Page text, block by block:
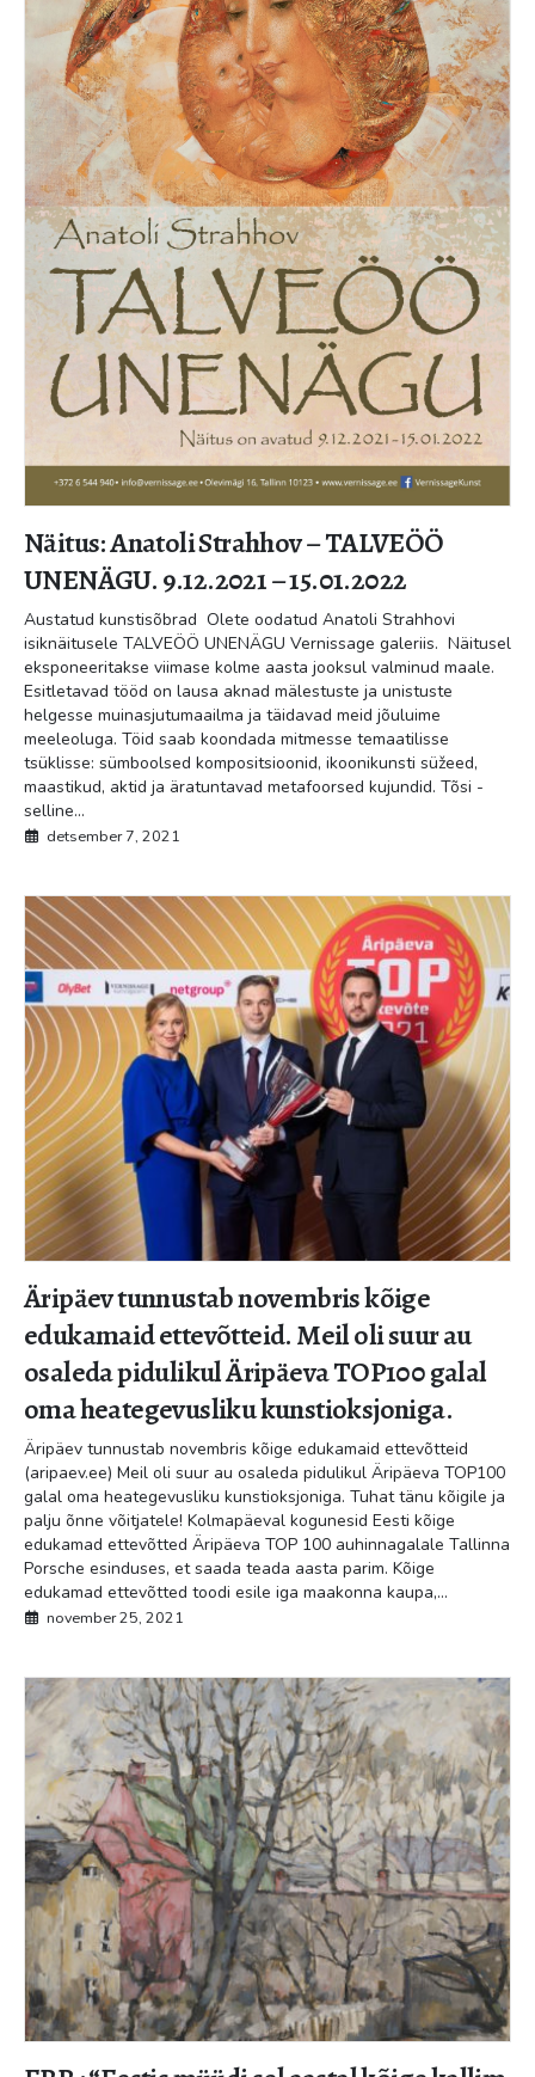
Näitus: Anatoli Strahhov – TALVEÖÖ
UNENÄGU. 9.12.2021 – 15.01.2022
Austatud kunstisõbrad Olete oodatud Anatoli Strahhovi
isiknäitusele TALVEÖÖ UNENÄGU Vernissage galeriis. Näitusel
eksponeeritakse viimase kolme aasta jooksul valminud maale.
Esitletavad tööd on lausa aknad mälestuste ja unistuste
helgesse muinasjutumaailma ja täidavad meid jõuluime
meeleoluga. Töid saab koondada mitmesse temaatilisse
tsüklisse: sümboolsed kompositsioonid, ikoonikunsti süžeed,
maastikud, aktid ja äratuntavad metafoorsed kujundid. Tõsi -
selline...
detsember 7, 2021
Äripäev tunnustab novembris kõige
edukamaid ettevõtteid. Meil oli suur au
osaleda pidulikul Äripäeva TOP100 galal
oma heategevusliku kunstioksjoniga.
Äripäev tunnustab novembris kõige edukamaid ettevõtteid
(aripaev.ee) Meil oli suur au osaleda pidulikul Äripäeva TOP100
galal oma heategevusliku kunstioksjoniga. Tuhat tänu kõigile ja
palju õnne võitjatele! Kolmapäeval kogunesid Eesti kõige
edukamad ettevõtted Äripäeva TOP 100 auhinnagalale Tallinna
Porsche esinduses, et saada teada aasta parim. Kõige
edukamad ettevõtted toodi esile iga maakonna kaupa,...
november 25, 2021